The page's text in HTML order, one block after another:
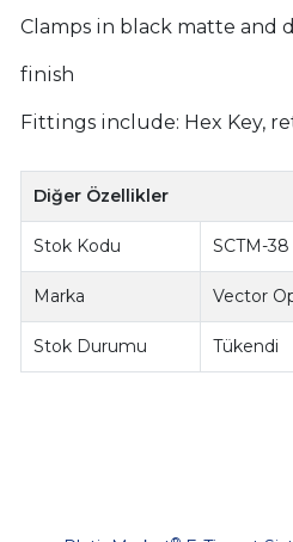
Clamps in black matte and
finish
Fittings include: Hex Key,
Diğer Özellikler
Stok Kodu SCTM-38
Marka Vector
Stok Durumu Tükendi